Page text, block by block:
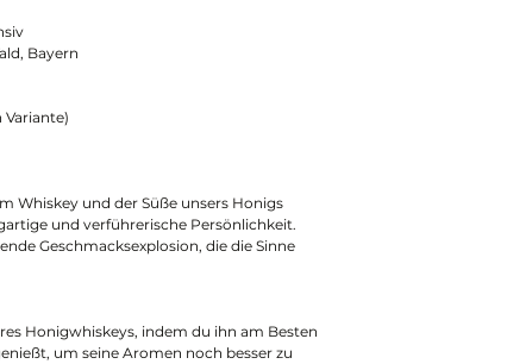
Bayern
Whiskey und der Süße unsers Honigs
und verführerische Persönlichkeit.
Geschmacksexplosion, die die Sinne
Honigwhiskeys, indem du ihn am Besten
um seine Aromen noch besser zu